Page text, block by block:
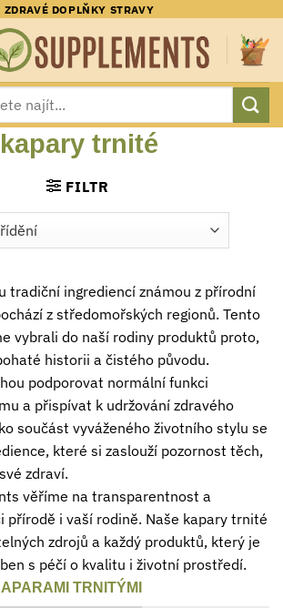
ZDRAVÉ DOPLŇKY STRAVY
kapary trnité
FILTR
tradiční ingrediencí známou z přírodní
z středomořských regionů. Tento
vybrali do naší rodiny produktů proto,
historii a čistého původu.
podporovat normální funkci
a přispívat k udržování zdravého
součást vyváženého životního stylu se
které si zaslouží pozornost těch,
zdraví.
věříme na transparentnost a
přírodě i vaší rodině. Naše kapary trnité
zdrojů a každý produktů, který je
s péčí o kvalitu i životní prostředí.
TRNITÝMI